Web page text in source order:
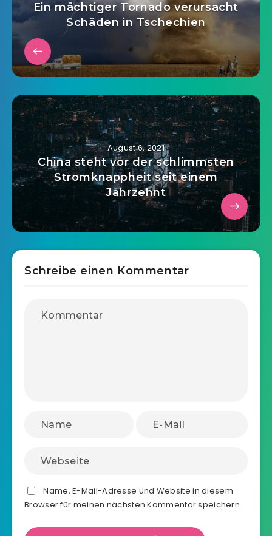
Ein mächtiger Tornado verursacht
Schäden in Tschechien
August 6, 2021
China steht vor der schlimmsten
Stromknappheit seit einem
Jahrzehnt
Schreibe einen Kommentar
Name, E-Mail-Adresse und Website in diesem
Browser für meinen nächsten Kommentar speichern.